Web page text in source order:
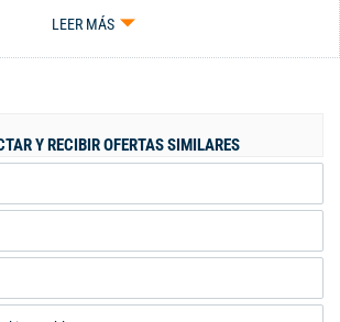
de oficios. Ya tiene instalados A/A,
y circuito cerrado de seguridad. Los
Parqueadero disponible para moto, no
LEER MÁS
Y RECIBIR OFERTAS SIMILARES